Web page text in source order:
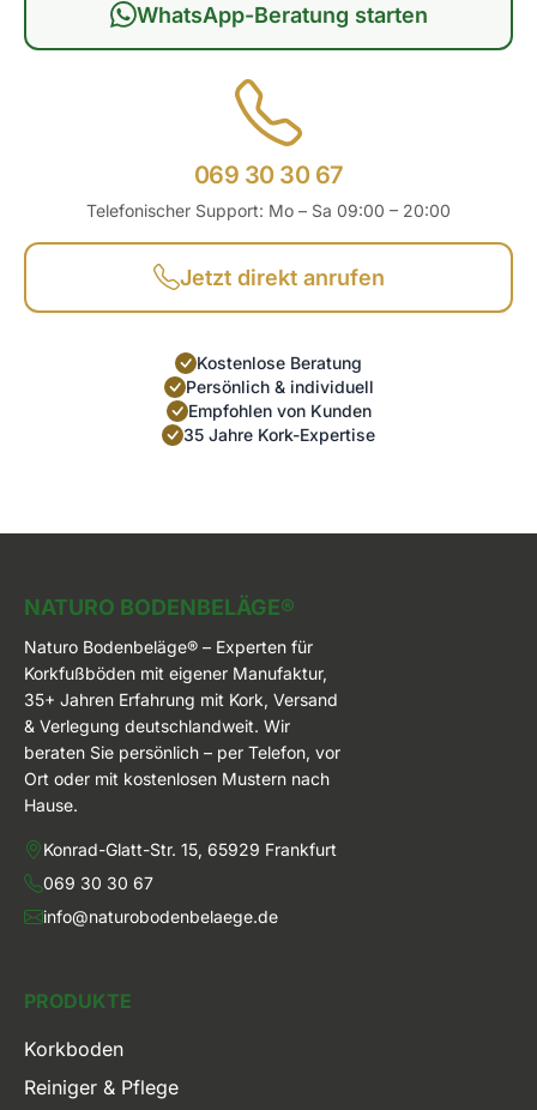
069 30 30 67
Telefonischer Support: Mo – Sa 09:00 – 20:00
Jetzt direkt anrufen
WhatsApp-Beratung starten
Kostenlose Beratung
Persönlich & individuell
Empfohlen von Kunden
35 Jahre Kork-Expertise
Naturo Bodenbeläge
NATURO BODENBELÄGE®
Naturo Bodenbeläge® – Experten für
Korkfußböden mit eigener Manufaktur,
35+ Jahren Erfahrung mit Kork, Versand
& Verlegung deutschlandweit. Wir
beraten Sie persönlich – per Telefon, vor
Ort oder mit kostenlosen Mustern nach
Hause.
Konrad-Glatt-Str. 15, 65929 Frankfurt
069 30 30 67
info@naturobodenbelaege.de
PRODUKTE
Korkboden
Reiniger & Pflege